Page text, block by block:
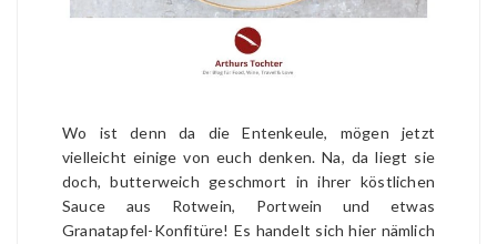
Wo ist denn da die Entenkeule, mögen jetzt
vielleicht einige von euch denken. Na, da liegt sie
doch, butterweich geschmort in ihrer köstlichen
Sauce aus Rotwein, Portwein und etwas
Granatapfel-Konfitüre! Es handelt sich hier nämlich